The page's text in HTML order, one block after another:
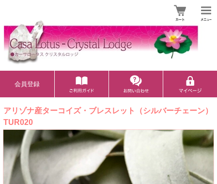
会員登録
アリゾナ産ターコイズ・ブレスレット（シルバーチェーン）
TUR020